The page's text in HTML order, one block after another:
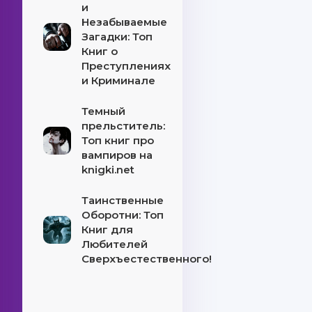
и
Незабываемые
Загадки: Топ
Книг о
Преступлениях
и Криминале
Темный
прельститель:
Топ книг про
вампиров на
knigki.net
Таинственные
Оборотни: Топ
Книг для
Любителей
Сверхъестественного!